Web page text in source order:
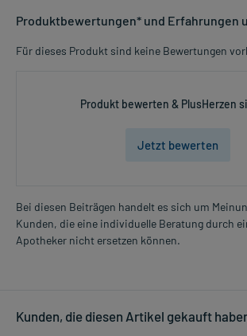
Produktbewertungen* und Erfahrungen
Für dieses Produkt sind keine Bewertungen
Produkt bewerten & PlusHerzen
Jetzt bewerten
Bei diesen Beiträgen handelt es sich um
Kunden, die eine individuelle Beratung durch
Apotheker nicht ersetzen können.
Kunden, die diesen Artikel gekauft